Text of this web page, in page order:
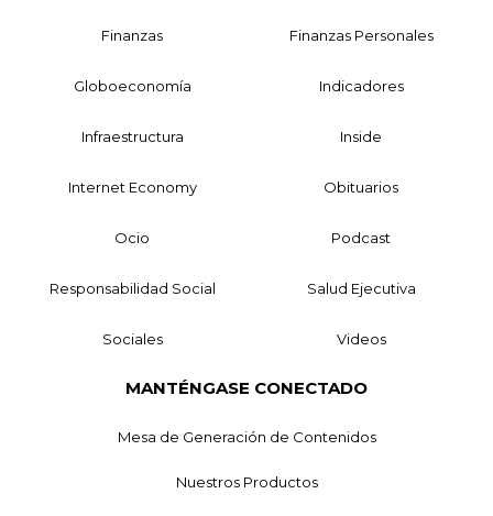
Finanzas Finanzas Personales
Globoeconomía Indicadores
Infraestructura Inside
Internet Economy Obituarios
Ocio Podcast
Responsabilidad Social Salud Ejecutiva
Sociales Videos
MANTÉNGASE CONECTADO
Mesa de Generación de Contenidos
Nuestros Productos